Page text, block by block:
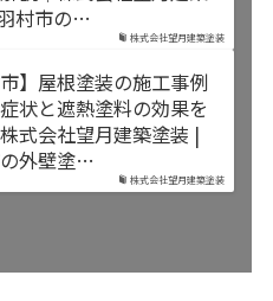
株式会社望月建築塗装
村市の…
株式会社望月建築塗装
市】屋根塗装の施工事例
症状と遮熱塗料の効果を
式会社望月建築塗装 |
外壁塗…